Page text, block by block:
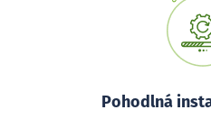
Pohodlná